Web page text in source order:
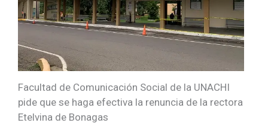
Facultad de Comunicación Social de la UNACHI
pide que se haga efectiva la renuncia de la rectora
Etelvina de Bonagas